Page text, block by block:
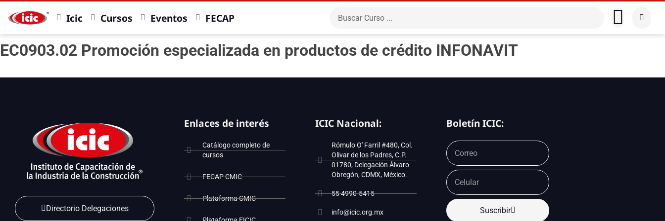
Icic Cursos Eventos FECAP
EC0903.02 Promoción especializada en productos de crédito INFONAVIT
Directorio Delegaciones
Enlaces de interés
Catálogo completo de
cursos
FECAP CMIC
Plataforma CMIC
ICIC Nacional:
Rómulo O' Farril #480, Col.
Olivar de los Padres, C.P.
01780, Delegación Álvaro
Obregón, CDMX, México.
55 4990-5415
info@icic.org.mx
Boletín ICIC:
Suscribir